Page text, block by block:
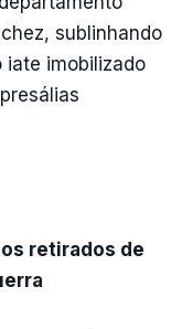
sublinhando
iate imobilizado
retirados de